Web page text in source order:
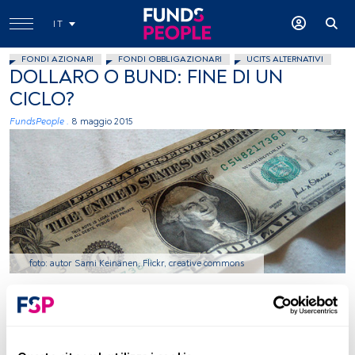
IT
FONDI AZIONARI FONDI OBBLIGAZIONARI UCITS ALTERNATIVI
DOLLARO O BUND: FINE DI UN
CICLO?
FundsPeople . 8 maggio 2015
foto: autor Sami Keinänen, Flickr, creative commons